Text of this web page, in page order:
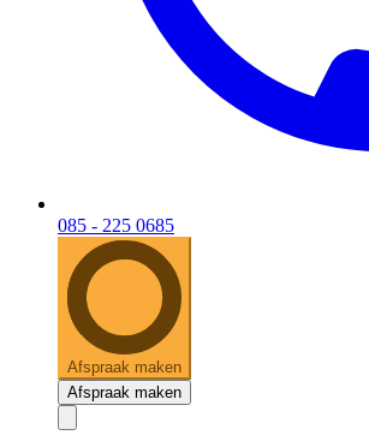
085 - 225 0685
Afspraak maken
Afspraak maken